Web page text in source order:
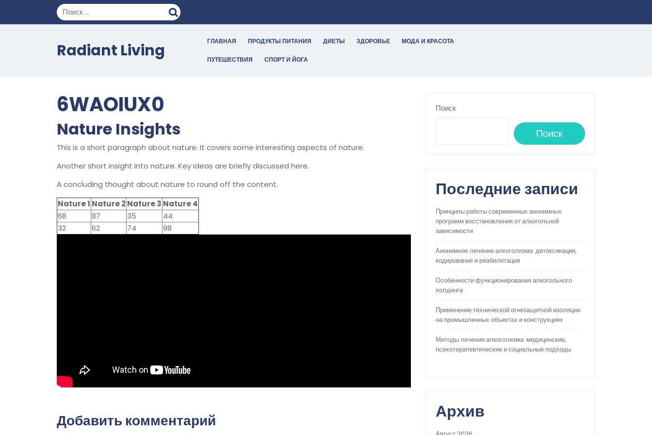
содержимому
Radiant Living ГЛАВНАЯ ПРОДУКТЫ ПИТАНИЯ ДИЕТЫ ЗДОРОВЬЕ МОДА И КРАСОТА
ПУТЕШЕСТВИЯ СПОРТ И ЙОГА
6WAOIUX0
Nature Insights
This is a short paragraph about nature. It covers some interesting aspects of nature.
Another short insight into nature. Key ideas are briefly discussed here.
A concluding thought about nature to round off the content.
Nature 1 Nature 2Nature 3 Nature 4
68
87 35
44
32
62 74 98
Добавить комментарий
Поиск
Поиск
Последние записи
Принципы работы современных анонимных
программ восстановления от алкогольной
зависимости
Анонимное лечение алкоголизма: детоксикация,
кодирование и реабилитация
Особенности функционирования алкогольного
холдинга
Применение технической огнезащитной изоляции
на промышленных объектах и конструкциях
Методы лечения алкоголизма: медицинские,
психотерапевтические и социальные подходы
Архив